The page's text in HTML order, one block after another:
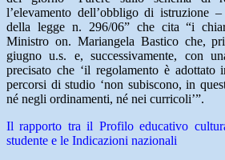
l’elevamento dell’obbligo di istruzione
della legge n. 296/06” che cita “i
Ministro on. Mariangela Bastico che,
giugno u.s. e, successivamente, con
precisato che ‘il regolamento è adottato
percorsi di studio ‘non subiscono, in
né negli ordinamenti, né nei curricoli’”.
Il rapporto tra il Profilo educativo
studente e le Indicazioni nazionali